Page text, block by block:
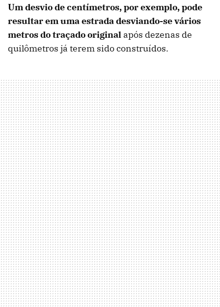
Um desvio de centímetros, por exemplo, pode
resultar em uma estrada desviando-se vários
metros do traçado original após dezenas de
quilômetros já terem sido construídos.